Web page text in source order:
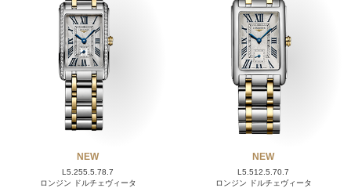
NEW
L5.255.5.78.7
ロンジン ドルチェヴィータ
NEW
L5.512.5.70.7
ロンジン ドルチェヴィータ